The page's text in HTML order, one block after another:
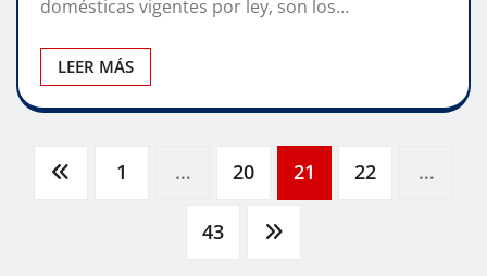
domésticas vigentes por ley, son los…
LEER MÁS
Paginación
1 … 20 21 22 …
43